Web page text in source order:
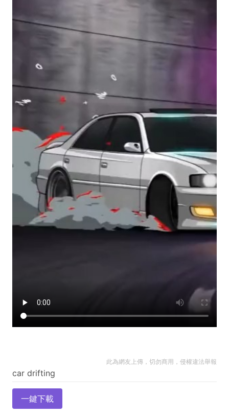
此為網友上傳，切勿商用，侵權違法舉報
一鍵下載